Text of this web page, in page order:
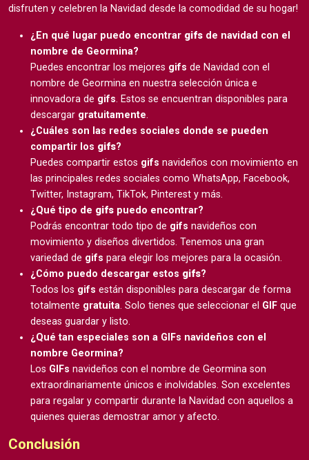
disfruten y celebren la Navidad desde la comodidad de su hogar!
¿En qué lugar puedo encontrar gifs de navidad con el
nombre de Geormina?
Puedes encontrar los mejores gifs de Navidad con el
nombre de Geormina en nuestra selección única e
innovadora de gifs. Estos se encuentran disponibles para
descargar gratuitamente.
¿Cuáles son las redes sociales donde se pueden
compartir los gifs?
Puedes compartir estos gifs navideños con movimiento en
las principales redes sociales como WhatsApp, Facebook,
Twitter, Instagram, TikTok, Pinterest y más.
¿Qué tipo de gifs puedo encontrar?
Podrás encontrar todo tipo de gifs navideños con
movimiento y diseños divertidos. Tenemos una gran
variedad de gifs para elegir los mejores para la ocasión.
¿Cómo puedo descargar estos gifs?
Todos los gifs están disponibles para descargar de forma
totalmente gratuita. Solo tienes que seleccionar el GIF que
deseas guardar y listo.
¿Qué tan especiales son a GIFs navideños con el
nombre Geormina?
Los GIFs navideños con el nombre de Geormina son
extraordinariamente únicos e inolvidables. Son excelentes
para regalar y compartir durante la Navidad con aquellos a
quienes quieras demostrar amor y afecto.
Conclusión